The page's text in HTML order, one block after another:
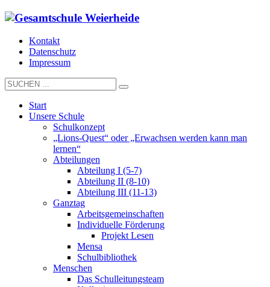
Kontakt
Datenschutz
Impressum
Start
Unsere Schule
Schulkonzept
„Lions-Quest“ oder „Erwachsen werden kann man
lernen“
Abteilungen
Abteilung I (5-7)
Abteilung II (8-10)
Abteilung III (11-13)
Ganztag
Arbeitsgemeinschaften
Individuelle Förderung
Projekt Lesen
Mensa
Schulbibliothek
Menschen
Das Schulleitungsteam